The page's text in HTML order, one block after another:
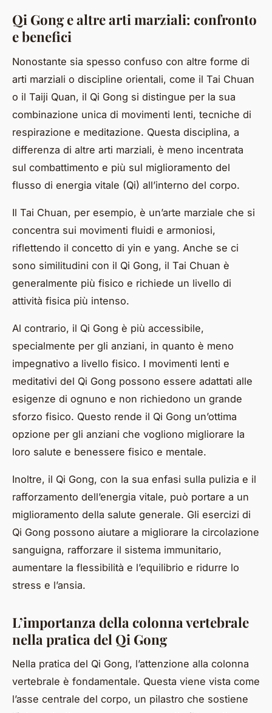
Qi Gong e altre arti marziali: confronto
e benefici
Nonostante sia spesso confuso con altre forme di
arti marziali o discipline orientali, come il Tai Chuan
o il Taiji Quan, il Qi Gong si distingue per la sua
combinazione unica di movimenti lenti, tecniche di
respirazione e meditazione. Questa disciplina, a
differenza di altre arti marziali, è meno incentrata
sul combattimento e più sul miglioramento del
flusso di energia vitale (Qi) all’interno del corpo.
Il Tai Chuan, per esempio, è un’arte marziale che si
concentra sui movimenti fluidi e armoniosi,
riflettendo il concetto di yin e yang. Anche se ci
sono similitudini con il Qi Gong, il Tai Chuan è
generalmente più fisico e richiede un livello di
attività fisica più intenso.
Al contrario, il Qi Gong è più accessibile,
specialmente per gli anziani, in quanto è meno
impegnativo a livello fisico. I movimenti lenti e
meditativi del Qi Gong possono essere adattati alle
esigenze di ognuno e non richiedono un grande
sforzo fisico. Questo rende il Qi Gong un’ottima
opzione per gli anziani che vogliono migliorare la
loro salute e benessere fisico e mentale.
Inoltre, il Qi Gong, con la sua enfasi sulla pulizia e il
rafforzamento dell’energia vitale, può portare a un
miglioramento della salute generale. Gli esercizi di
Qi Gong possono aiutare a migliorare la circolazione
sanguigna, rafforzare il sistema immunitario,
aumentare la flessibilità e l’equilibrio e ridurre lo
stress e l’ansia.
L’importanza della colonna vertebrale
nella pratica del Qi Gong
Nella pratica del Qi Gong, l’attenzione alla colonna
vertebrale è fondamentale. Questa viene vista come
l’asse centrale del corpo, un pilastro che sostiene